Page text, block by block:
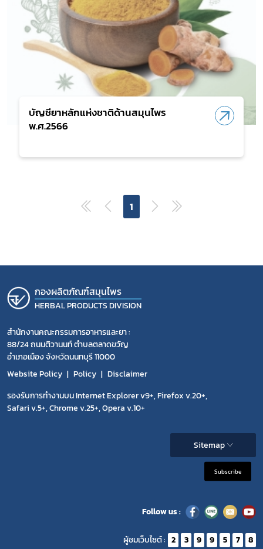
บัญชียาหลักแห่งชาติด้านสมุนไพร
พ.ศ.2566
1
กองผลิตภัณฑ์สมุนไพร
HERBAL PRODUCTS DIVISION
สำนักงานคณะกรรมการอาหารและยา :
88/24 ถนนติวานนท์ ตำบลตลาดขวัญ
อำเภอเมือง จังหวัดนนทบุรี 11000
Website Policy
Policy
Disclaimer
รองรับการทำงานบน Internet Explorer v9+, Firefox v.20+,
Safari v.5+, Chrome v.25+, Opera v.10+
Sitemap
Subscribe
Follow us :
ผู้ชมเว็บไซต์ : 2 3 9 9 5 7 8